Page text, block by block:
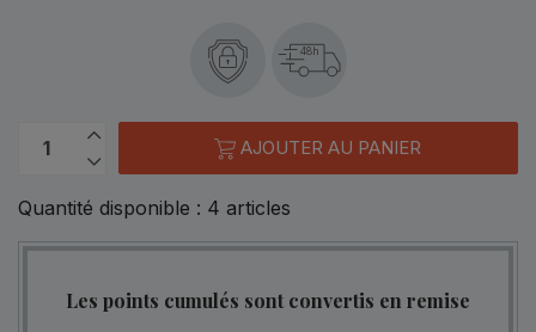
48h
AJOUTER AU PANIER
Quantité disponible : 4 articles
Les points cumulés sont convertis en remise